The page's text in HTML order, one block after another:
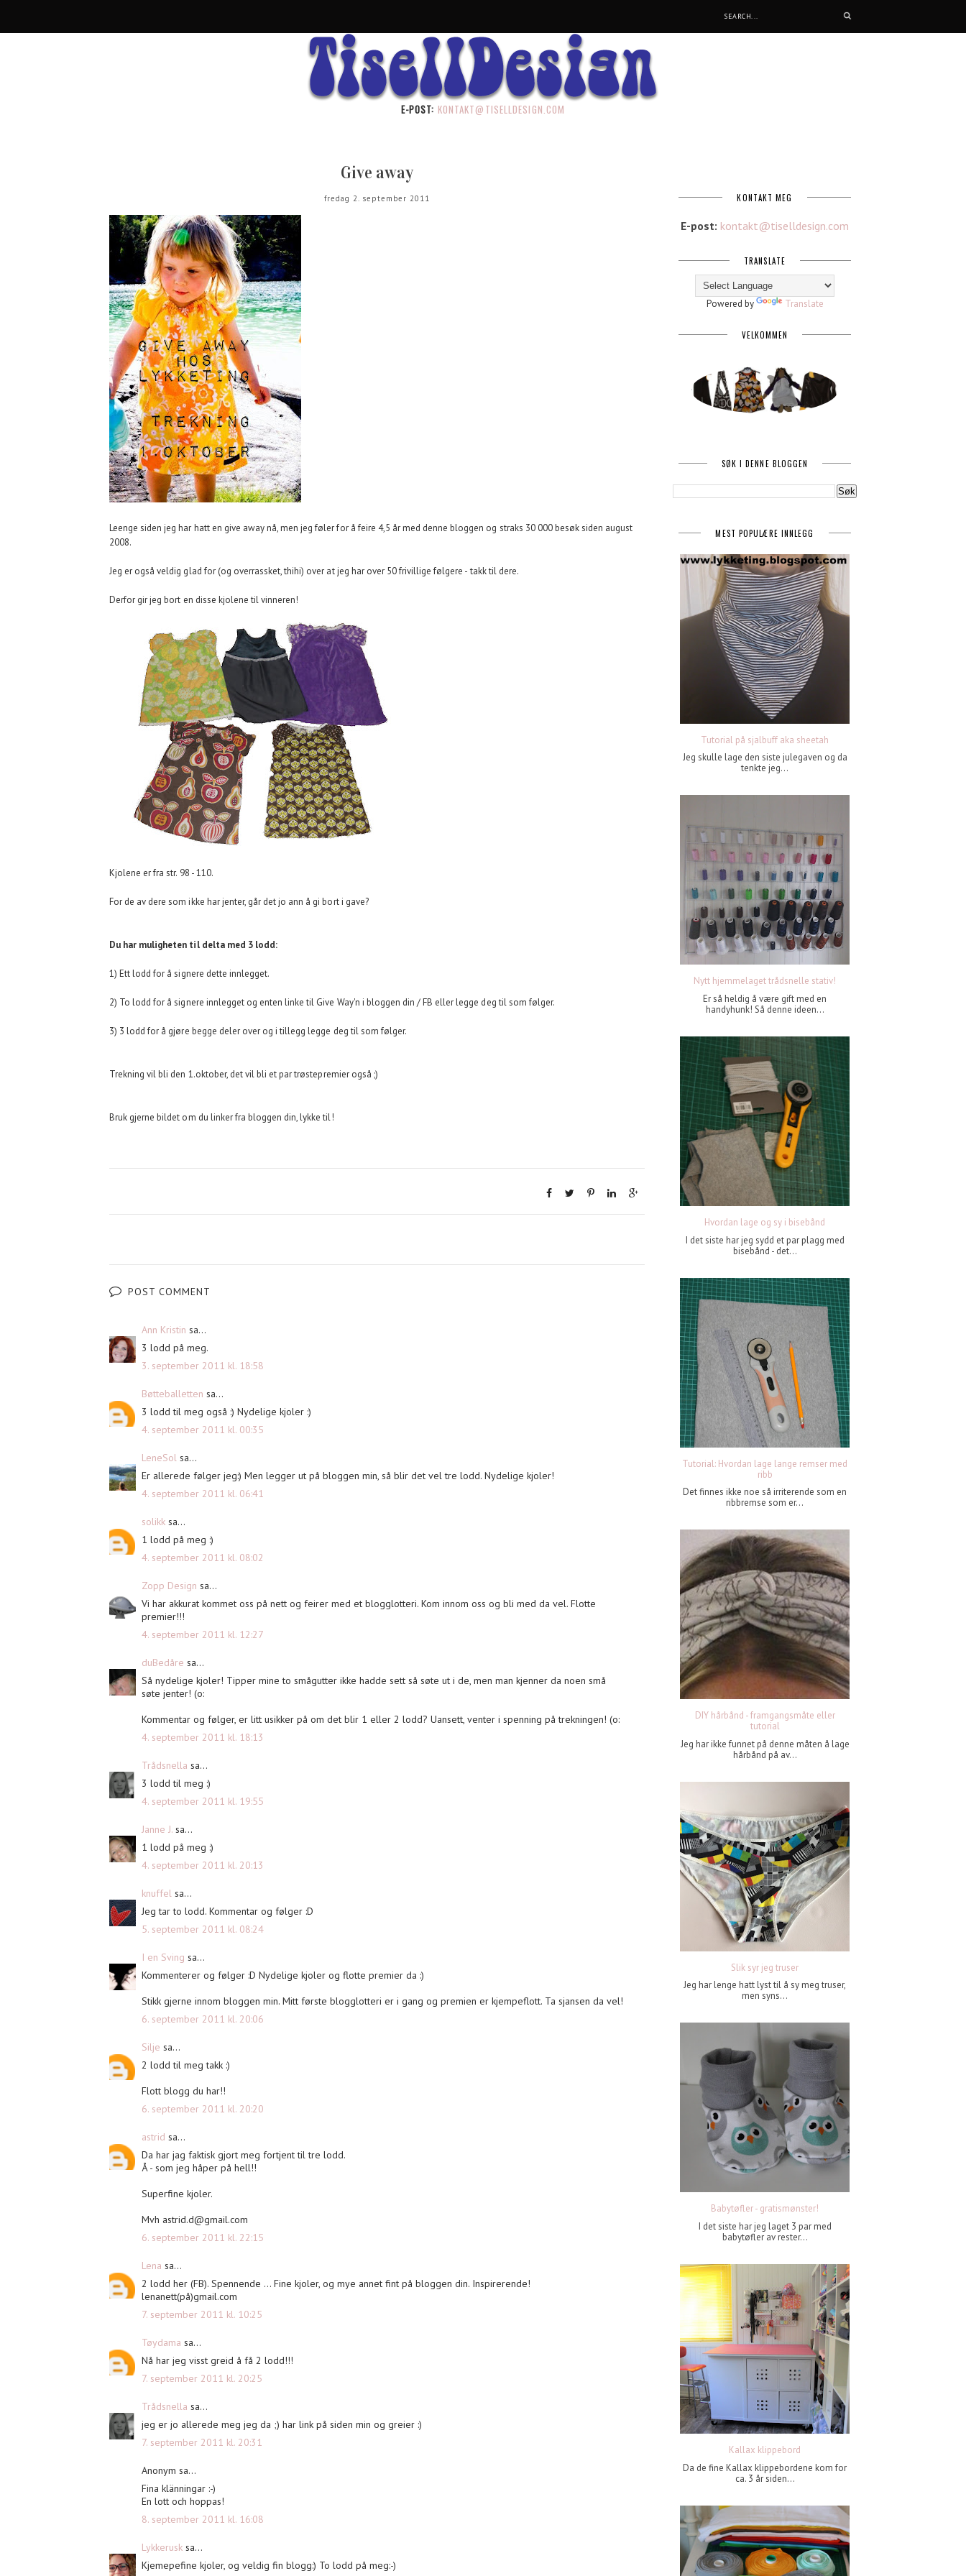
E-POST: KONTAKT@TISELLDESIGN.COM
Give away
fredag 2. september 2011
Leenge siden jeg har hatt en give away nå, men jeg føler for å feire 4,5 år med denne bloggen og straks 30 000 besøk siden august
2008.
Jeg er også veldig glad for (og overrassket, thihi) over at jeg har over 50 frivillige følgere - takk til dere.
Derfor gir jeg bort en disse kjolene til vinneren!
Kjolene er fra str. 98 - 110.
For de av dere som ikke har jenter, går det jo ann å gi bort i gave?
Du har muligheten til delta med 3 lodd:
1) Ett lodd for å signere dette innlegget.
2) To lodd for å signere innlegget og enten linke til Give Way'n i bloggen din / FB eller legge deg til som følger.
3) 3 lodd for å gjøre begge deler over og i tillegg legge deg til som følger.
Trekning vil bli den 1.oktober, det vil bli et par trøstepremier også ;)
Bruk gjerne bildet om du linker fra bloggen din, lykke til!
POST COMMENT
Ann Kristin sa...
3 lodd på meg.
3. september 2011 kl. 18:58
Bøtteballetten sa...
3 lodd til meg også :) Nydelige kjoler :)
4. september 2011 kl. 00:35
LeneSol sa...
Er allerede følger jeg:) Men legger ut på bloggen min, så blir det vel tre lodd. Nydelige kjoler!
4. september 2011 kl. 06:41
solikk sa...
1 lodd på meg :)
4. september 2011 kl. 08:02
Zopp Design sa...
Vi har akkurat kommet oss på nett og feirer med et blogglotteri. Kom innom oss og bli med da vel. Flotte
premier!!!
4. september 2011 kl. 12:27
duBedåre sa...
Så nydelige kjoler! Tipper mine to smågutter ikke hadde sett så søte ut i de, men man kjenner da noen små
søte jenter! (o:
Kommentar og følger, er litt usikker på om det blir 1 eller 2 lodd? Uansett, venter i spenning på trekningen! (o:
4. september 2011 kl. 18:13
Trådsnella sa...
3 lodd til meg :)
4. september 2011 kl. 19:55
Janne J. sa...
1 lodd på meg :)
4. september 2011 kl. 20:13
knuffel sa...
Jeg tar to lodd. Kommentar og følger :D
5. september 2011 kl. 08:24
I en Sving sa...
Kommenterer og følger :D Nydelige kjoler og flotte premier da :)
Stikk gjerne innom bloggen min. Mitt første blogglotteri er i gang og premien er kjempeflott. Ta sjansen da vel!
6. september 2011 kl. 20:06
Silje sa...
2 lodd til meg takk :)
Flott blogg du har!!
6. september 2011 kl. 20:20
astrid sa...
Da har jag faktisk gjort meg fortjent til tre lodd.
Å - som jeg håper på hell!!
Superfine kjoler.
Mvh astrid.d@gmail.com
6. september 2011 kl. 22:15
Lena sa...
2 lodd her (FB). Spennende ... Fine kjoler, og mye annet fint på bloggen din. Inspirerende!
lenanett(på)gmail.com
7. september 2011 kl. 10:25
Tøydama sa...
Nå har jeg visst greid å få 2 lodd!!!
7. september 2011 kl. 20:25
Trådsnella sa...
jeg er jo allerede meg jeg da ;) har link på siden min og greier :)
7. september 2011 kl. 20:31
Anonym sa...
Fina klänningar :-)
En lott och hoppas!
8. september 2011 kl. 16:08
Lykkerusk sa...
Kjemepefine kjoler, og veldig fin blogg:) To lodd på meg:-)
KONTAKT MEG
E-post: kontakt@tiselldesign.com
TRANSLATE
Powered by Translate
VELKOMMEN
SØK I DENNE BLOGGEN
MEST POPULÆRE INNLEGG
Tutorial på sjalbuff aka sheetah
Jeg skulle lage den siste julegaven og da
tenkte jeg...
Nytt hjemmelaget trådsnelle stativ!
Er så heldig å være gift med en
handyhunk! Så denne ideen...
Hvordan lage og sy i bisebånd
I det siste har jeg sydd et par plagg med
bisebånd - det...
Tutorial: Hvordan lage lange remser med
ribb
Det finnes ikke noe så irriterende som en
ribbremse som er...
DIY hårbånd - framgangsmåte eller
tutorial
Jeg har ikke funnet på denne måten å lage
hårbånd på av...
Slik syr jeg truser
Jeg har lenge hatt lyst til å sy meg truser,
men syns...
Babytøfler - gratismønster!
I det siste har jeg laget 3 par med
babytøfler av rester...
Kallax klippebord
Da de fine Kallax klippebordene kom for
ca. 3 år siden...